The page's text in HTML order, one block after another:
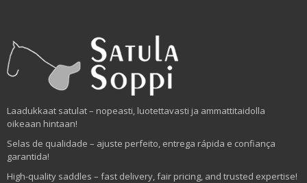
Laadukkaat satulat – nopeasti, luotettavasti ja ammattitaidolla
oikeaan hintaan!
Selas de qualidade – ajuste perfeito, entrega rápida e confiança
garantida!
High-quality saddles – fast delivery, fair pricing, and trusted expertise!